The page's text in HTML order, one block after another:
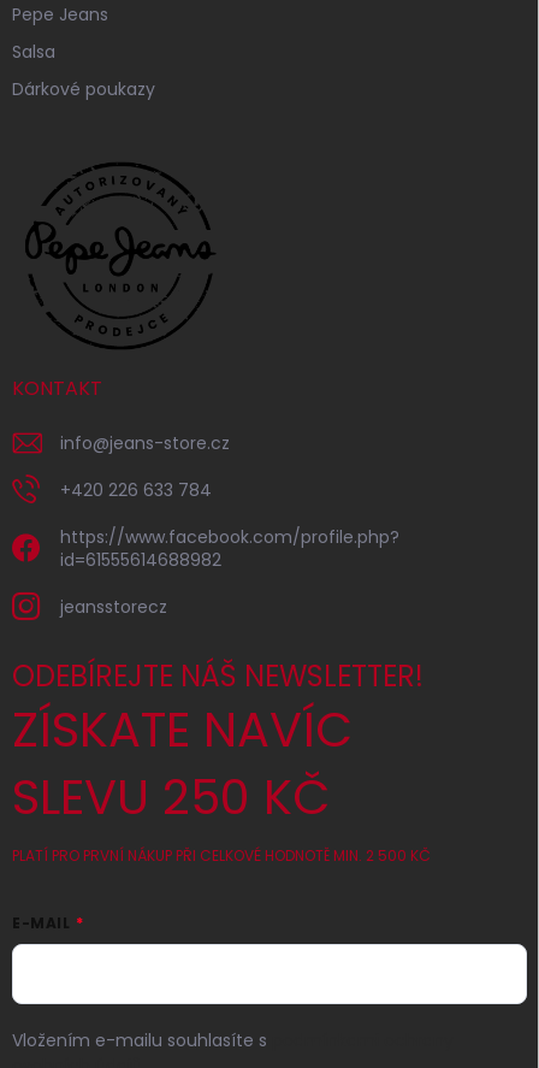
Pepe Jeans
Salsa
Dárkové poukazy
KONTAKT
info@jeans-store.cz
+420 226 633 784
https://www.facebook.com/profile.php?
id=61555614688982
jeansstorecz
ODEBÍREJTE NÁŠ NEWSLETTER!
ZÍSKATE NAVÍC
SLEVU 250 KČ
PLATÍ PRO PRVNÍ NÁKUP PŘI CELKOVÉ HODNOTĚ MIN. 2 500 KČ
E-MAIL
Vložením e-mailu souhlasíte s